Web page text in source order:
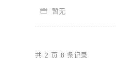
 暂无
共 2 页 8 条记录